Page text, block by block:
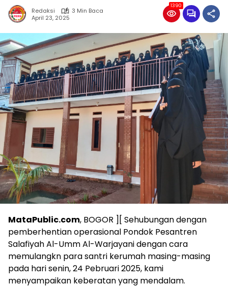
Redaksi
3 Min Baca
April 23, 2025
1390
MataPublic.com, BOGOR ][ Sehubungan dengan
pemberhentian operasional Pondok Pesantren
Salafiyah Al-Umm Al-Warjayani dengan cara
memulangkn para santri kerumah masing-masing
pada hari senin, 24 Pebruari 2025, kami
menyampaikan keberatan yang mendalam.